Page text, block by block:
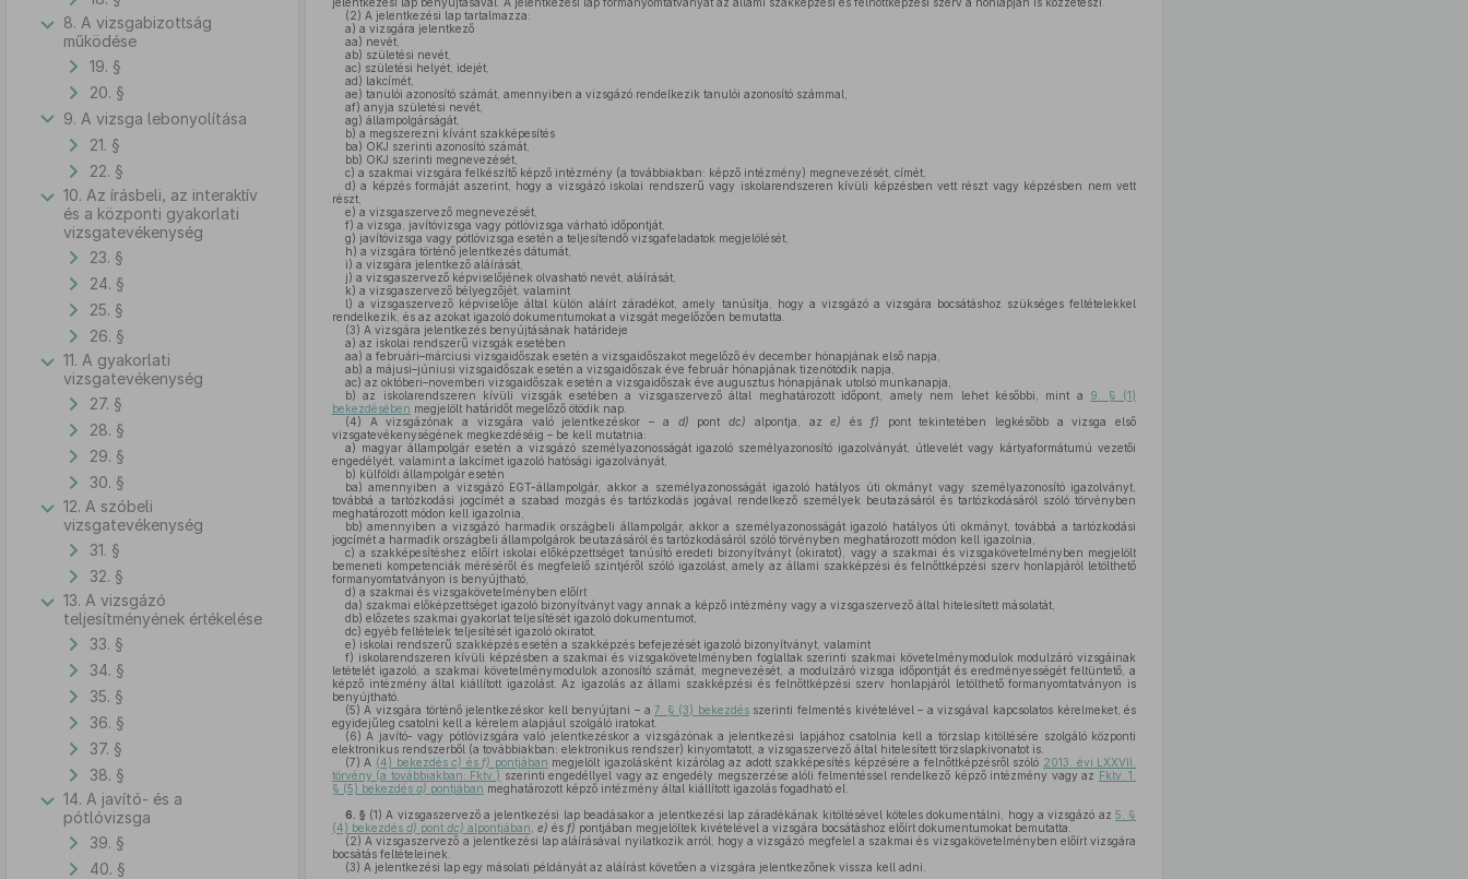
8. A vizsgabizottság
működése
19. §
20. §
9. A vizsga lebonyolítása
21. §
22. §
10. Az írásbeli, az interaktív
és a központi gyakorlati
vizsgatevékenység
23. §
24. §
25. §
26. §
11. A gyakorlati
vizsgatevékenység
27. §
28. §
29. §
30. §
12. A szóbeli
vizsgatevékenység
31. §
32. §
13. A vizsgázó
teljesítményének értékelése
33. §
34. §
35. §
36. §
37. §
38. §
14. A javító- és a
pótlóvizsga
39. §
40. §
(2) A jelentkezési lap tartalmazza:
a) a vizsgára jelentkező
aa) nevét,
ab) születési nevét,
ac) születési helyét, idejét,
ad) lakcímét,
ae) tanulói azonosító számát, amennyiben a vizsgázó rendelkezik tanulói azonosító számmal,
af) anyja születési nevét,
ag) állampolgárságát,
b) a megszerezni kívánt szakképesítés
ba) OKJ szerinti azonosító számát,
bb) OKJ szerinti megnevezését,
c) a szakmai vizsgára felkészítő képző intézmény (a továbbiakban: képző intézmény) megnevezését, címét,
d) a képzés formáját aszerint, hogy a vizsgázó iskolai rendszerű vagy iskolarendszeren kívüli képzésben vett részt vagy képzésben nem vett
részt,
e) a vizsgaszervező megnevezését,
f) a vizsga, javítóvizsga vagy pótlóvizsga várható időpontját,
g) javítóvizsga vagy pótlóvizsga esetén a teljesítendő vizsgafeladatok megjelölését,
h) a vizsgára történő jelentkezés dátumát,
i) a vizsgára jelentkező aláírását,
j) a vizsgaszervező képviselőjének olvasható nevét, aláírását,
k) a vizsgaszervező bélyegzőjét, valamint
l) a vizsgaszervező képviselője által külön aláírt záradékot, amely tanúsítja, hogy a vizsgázó a vizsgára bocsátáshoz szükséges feltételekkel
rendelkezik, és az azokat igazoló dokumentumokat a vizsgát megelőzően bemutatta.
(3) A vizsgára jelentkezés benyújtásának határideje
a) az iskolai rendszerű vizsgák esetében
aa) a februári–márciusi vizsgaidőszak esetén a vizsgaidőszakot megelőző év december hónapjának első napja,
ab) a májusi–júniusi vizsgaidőszak esetén a vizsgaidőszak éve február hónapjának tizenötödik napja,
ac) az októberi–novemberi vizsgaidőszak esetén a vizsgaidőszak éve augusztus hónapjának utolsó munkanapja,
b) az iskolarendszeren kívüli vizsgák esetében a vizsgaszervező által meghatározott időpont, amely nem lehet későbbi, mint a 9. § (1)
bekezdésében megjelölt határidőt megelőző ötödik nap.
(4) A vizsgázónak a vizsgára való jelentkezéskor – a d) pontdc) alpontja, aze) és f) pont tekintetében legkésőbb a vizsga első
vizsgatevékenységének megkezdéséig – be kell mutatnia:
a) magyar állampolgár esetén a vizsgázó személyazonosságát igazoló személyazonosító igazolványát, útlevelét vagy kártyaformátumú vezetői
engedélyét, valamint a lakcímet igazoló hatósági igazolványát,
b) külföldi állampolgár esetén
ba) amennyiben a vizsgázó EGT-állampolgár, akkor a személyazonosságát igazoló hatályos úti okmányt vagy személyazonosító igazolványt,
továbbá a tartózkodási jogcímét a szabad mozgás és tartózkodás jogával rendelkező személyek beutazásáról és tartózkodásáról szóló törvényben
meghatározott módon kell igazolnia,
bb) amennyiben a vizsgázó harmadik országbeli állampolgár, akkor a személyazonosságát igazoló hatályos úti okmányt, továbbá a tartózkodási
jogcímét a harmadik országbeli állampolgárok beutazásáról és tartózkodásáról szóló törvényben meghatározott módon kell igazolnia,
c) a szakképesítéshez előírt iskolai előképzettséget tanúsító eredeti bizonyítványt (okiratot), vagy a szakmai és vizsgakövetelményben megjelölt
bemeneti kompetenciák méréséről és megfelelő szintjéről szóló igazolást, amely az állami szakképzési és felnőttképzési szerv honlapjáról letölthető
formanyomtatványon is benyújtható,
d) a szakmai és vizsgakövetelményben előírt
da) szakmai előképzettséget igazoló bizonyítványt vagy annak a képző intézmény vagy a vizsgaszervező által hitelesített másolatát,
db) előzetes szakmai gyakorlat teljesítését igazoló dokumentumot,
dc) egyéb feltételek teljesítését igazoló okiratot,
e) iskolai rendszerű szakképzés esetén a szakképzés befejezését igazoló bizonyítványt, valamint
f) iskolarendszeren kívüli képzésben a szakmai és vizsgakövetelményben foglaltak szerinti szakmai követelménymodulok modulzáró vizsgáinak
letételét igazoló, a szakmai követelménymodulok azonosító számát, megnevezését, a modulzáró vizsga időpontját és eredményességét feltüntető, a
képző intézmény által kiállított igazolást. Az igazolás az állami szakképzési és felnőttképzési szerv honlapjáról letölthető formanyomtatványon is
benyújtható.
(5) A vizsgára történő jelentkezéskor kell benyújtani – a7. § (3) bekezdésszerinti felmentés kivételével – a vizsgával kapcsolatos kérelmeket, és
egyidejűleg csatolni kell a kérelem alapjául szolgáló iratokat.
(6) A javító- vagy pótlóvizsgára való jelentkezéskor a vizsgázónak a jelentkezési lapjához csatolnia kell a törzslap kitöltésére szolgáló központi
elektronikus rendszerből (a továbbiakban: elektronikus rendszer) kinyomtatott, a vizsgaszervező által hitelesített törzslapkivonatot is.
(7) A (4) bekezdésc) ésf) pontjában megjelölt igazolásként kizárólag az adott szakképesítés képzésére a felnőttképzésről szóló 2013. évi LXXVII.
törvény (a továbbiakban: Fktv.) szerinti engedéllyel vagy az engedély megszerzése alóli felmentéssel rendelkező képző intézmény vagy az Fktv. 1.
§ (5) bekezdés a) pontjában meghatározott képző intézmény által kiállított igazolás fogadható el.
6. § (1) A vizsgaszervező a jelentkezési lap beadásakor a jelentkezési lap záradékának kitöltésével köteles dokumentálni, hogy a vizsgázó az 5. §
(4) bekezdés d) pont dc) alpontjában e) és f) pontjában megjelöltek kivételével a vizsgára bocsátáshoz előírt dokumentumokat bemutatta.
(2) A vizsgaszervező a jelentkezési lap aláírásával nyilatkozik arról, hogy a vizsgázó megfelel a szakmai és vizsgakövetelményben előírt vizsgára
bocsátás feltételeinek.
(3) A jelentkezési lap egy másolati példányát az aláírást követően a vizsgára jelentkezőnek vissza kell adni.